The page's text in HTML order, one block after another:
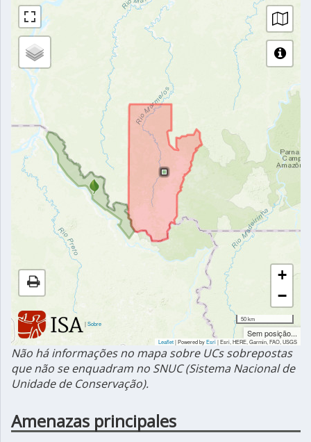
|Sobre
+
−
50 km
Sem posição...
Leaflet| Powered byEsri|Esri, HERE, Garmin, FAO, USGS
Não há informações no mapa sobre UCs sobrepostas
que não se enquadram no SNUC (Sistema Nacional de
Unidade de Conservação).
Amenazas principales